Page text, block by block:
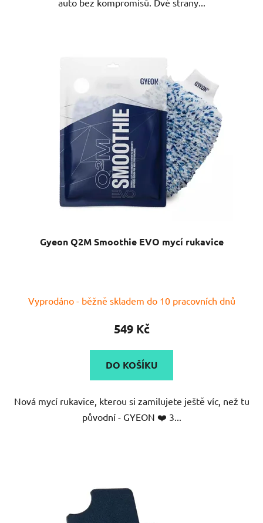
Gyeon Q2M Smoothie EVO mycí rukavice
hodnocení
produktu
5,0
z
hvězdiček.
Vyprodáno - běžně skladem do 10 pracovních dnů
549 Kč
DO KOŠÍKU
Nová mycí rukavice, kterou si zamilujete ještě víc, než tu
původní - GYEON ❤️ 3...